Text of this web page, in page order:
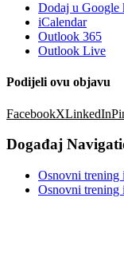
Dodaj u Google
iCalendar
Outlook 365
Outlook Live
Podijeli ovu objavu
FacebookXLinkedIn
Događaj
Osnovni
Osnovni